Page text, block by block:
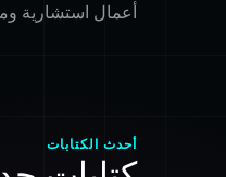
أعمال استشارية
أحدث الكتابات